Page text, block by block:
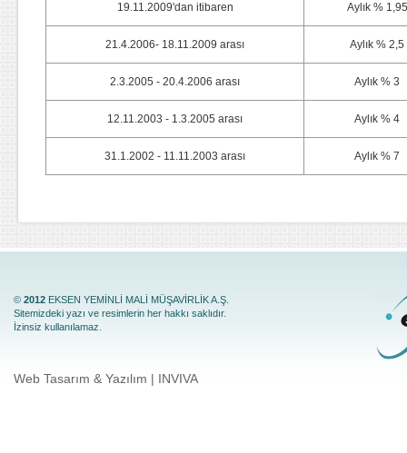
19.11.2009'dan itibaren Aylık % 1,95
21.4.2006- 18.11.2009 arası Aylık % 2,5
2.3.2005 - 20.4.2006 arası Aylık % 3
12.11.2003 - 1.3.2005 arası Aylık % 4
31.1.2002 - 11.11.2003 arası Aylık % 7
© 2012 EKSEN YEMİNLİ MALİ MÜŞAVİRLİK A.Ş.
Sitemizdeki yazı ve resimlerin her hakkı saklıdır.
İzinsiz kullanılamaz.
Web Tasarım & Yazılım | INVIVA